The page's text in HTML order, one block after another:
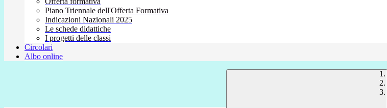
Piano Triennale dell'Offerta Formativa
Indicazioni Nazionali 2025
Le schede didattiche
I progetti delle classi
Circolari
Albo online